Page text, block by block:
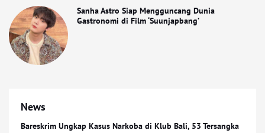
Sanha Astro Siap Mengguncang Dunia
Gastronomi di Film ‘Suunjapbang’
News
Bareskrim Ungkap Kasus Narkoba di Klub Bali, 53 Tersangka